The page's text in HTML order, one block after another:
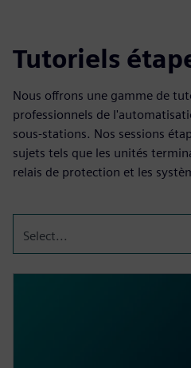
Tutoriels
Nous offrons une gamme de
professionnels de
sous-stations. Nos sessions
sujets tels que les unités
relais de protection et les
Select...